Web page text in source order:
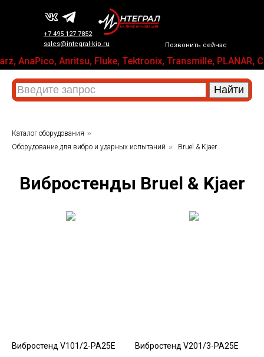
Позвонить сейчас
+7 495 127 7852
sales@integral-kip.ru
Anritsu, Fluke, Tektronix, Transmille, PLANAR,
Каталог оборудования »
Оборудование для вибро и ударных испытаний » Bruel & Kjaer
Вибростенды Bruel & Kjaer
Вибростенд V101/2-PA25E Вибростенд V201/3-PA25E